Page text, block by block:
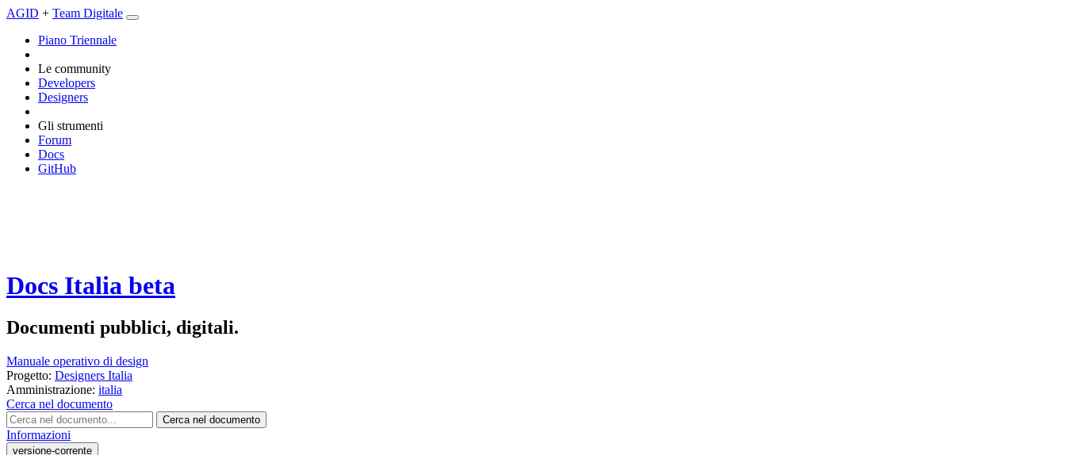
AGID + Team Digitale
Piano Triennale
Le community
Developers
Designers
Gli strumenti
Forum
Docs
GitHub
Docs Italia beta
Documenti pubblici, digitali.
Manuale operativo di design
Progetto: Designers Italia
Amministrazione: italia
Cerca nel documento
Cerca nel documento
Informazioni
versione-corrente